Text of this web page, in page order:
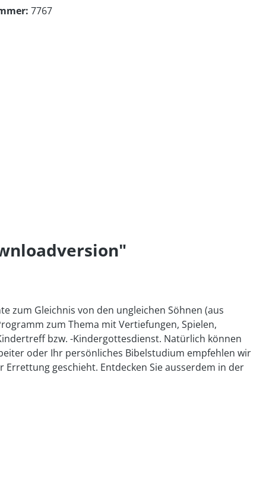
7767
zum Gleichnis von den ungleichen Söhnen (aus
zum Thema mit Vertiefungen, Spielen,
bzw. -Kindergottesdienst. Natürlich können
oder Ihr persönliches Bibelstudium empfehlen wir
geschieht. Entdecken Sie ausserdem in der